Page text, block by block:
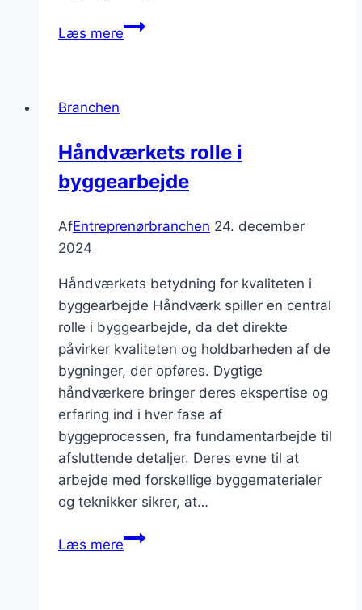
Læs mereNybyggeri:
Branchen
Håndværkets rolle i
byggearbejde
AfEntreprenørbranchen 24. december
2024
Håndværkets betydning for kvaliteten i
byggearbejde Håndværk spiller en central
rolle i byggearbejde, da det direkte
påvirker kvaliteten og holdbarheden af de
bygninger, der opføres. Dygtige
håndværkere bringer deres ekspertise og
erfaring ind i hver fase af
byggeprocessen, fra fundamentarbejde til
afsluttende detaljer. Deres evne til at
arbejde med forskellige byggematerialer
og teknikker sikrer, at…
Læs mereHåndværkets